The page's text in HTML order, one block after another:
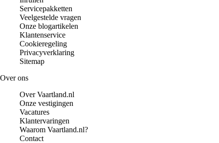
Servicepakketten
Veelgestelde vragen
Onze blogartikelen
Klantenservice
Cookieregeling
Privacyverklaring
Sitemap
Over ons
Over Vaartland.nl
Onze vestigingen
Vacatures
Klantervaringen
Waarom Vaartland.nl?
Contact